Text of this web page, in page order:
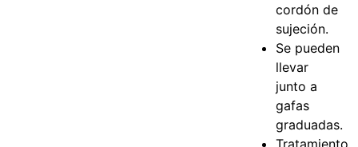
cordón de
sujeción.
Se pueden
llevar
junto a
gafas
graduadas.